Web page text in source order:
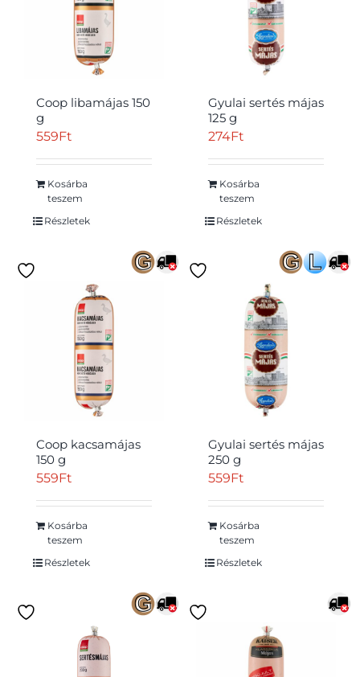
Coop libamájas 150
g
559Ft
Kosárba
teszem
Részletek
Gyulai sertés májas
125 g
274Ft
Kosárba
teszem
Részletek
Coop kacsamájas
150 g
559Ft
Kosárba
teszem
Részletek
Gyulai sertés májas
250 g
559Ft
Kosárba
teszem
Részletek